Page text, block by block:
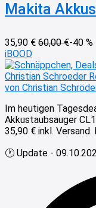
Makita
35,90 € 60,00 €-40 %
iBOOD
von Christian
Im heutigen
Akkustaubsauger
35,90 € inkl.
🕐 Update -